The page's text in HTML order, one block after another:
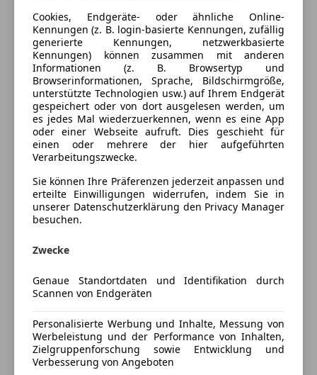
Ausstattung
Komfort
Armlehne
Einparkhilfe
Einparkhilfe Sensoren hinten
Einparkhilfe Sensoren vorne
Elektrische Heckklappe
Elektrische Seitenspiegel
Getönte Scheiben
Klimaautomatik
Lederlenkrad
Multifunktionslenkrad
Schlüssellose Zentralverriegelung
Standheizung
Start/Stop-Automatik
Tempomat
Mehr anzeigen
Farbe und Innenausstattung
Außenfarbe
Grau
Lackierung
Metallic
Fahrzeugbeschreibung
Irrtümer in Ausstattungen, Druckfehler,
Preisbewertung
Mehr anzeigen
Versicherung
Cookies, Endgeräte- oder ähnliche Online-
Kennungen (z. B. login-basierte Kennungen, zufällig
generierte Kennungen, netzwerkbasierte
Kennungen) können zusammen mit anderen
Informationen (z. B. Browsertyp und
Browserinformationen, Sprache, Bildschirmgröße,
unterstützte Technologien usw.) auf Ihrem Endgerät
gespeichert oder von dort ausgelesen werden, um
es jedes Mal wiederzuerkennen, wenn es eine App
oder einer Webseite aufruft. Dies geschieht für
einen oder mehrere der hier aufgeführten
Verarbeitungszwecke.
Sie können Ihre Präferenzen jederzeit anpassen und
erteilte Einwilligungen widerrufen, indem Sie in
unserer Datenschutzerklärung den Privacy Manager
besuchen.
Zwecke
Genaue Standortdaten und Identifikation durch
Scannen von Endgeräten
Personalisierte Werbung und Inhalte, Messung von
Werbeleistung und der Performance von Inhalten,
Zielgruppenforschung sowie Entwicklung und
Verbesserung von Angeboten